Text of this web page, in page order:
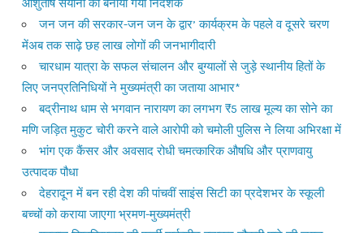
आशुतोष सयाना को बनाया गया निदेशक
जन जन की सरकार-जन जन के द्वार’ कार्यक्रम के पहले व दूसरे चरण
मेंअब तक साढ़े छह लाख लोगों की जनभागीदारी
चारधाम यात्रा के सफल संचालन और बुग्यालों से जुड़े स्थानीय हितों के
लिए जनप्रतिनिधियों ने मुख्यमंत्री का जताया आभार*
बद्रीनाथ धाम से भगवान नारायण का लगभग ₹5 लाख मूल्य का सोने का
मणि जड़ित मुकुट चोरी करने वाले आरोपी को चमोली पुलिस ने लिया अभिरक्षा में
भांग एक कैंसर और अवसाद रोधी चमत्कारिक औषधि और प्राणवायु
उत्पादक पौधा
देहरादून में बन रही देश की पांचवीं साइंस सिटी का प्रदेशभर के स्कूली
बच्चों को कराया जाएगा भ्रमण-मुख्यमंत्री